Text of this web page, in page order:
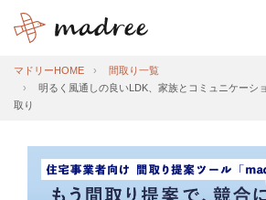
マドリーHOME
間取り一覧
明るく風通しの良いLDK、家族とコミュニケーシ
取り